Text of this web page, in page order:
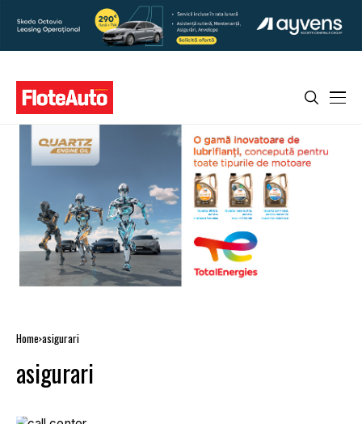
Home asigurari
asigurari